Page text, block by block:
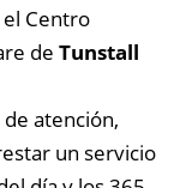
Centro
de Tunstall
atención,
un servicio